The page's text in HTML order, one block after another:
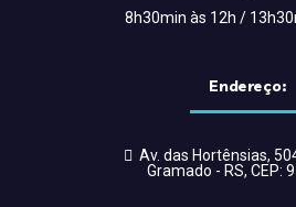
8h30min às 12h /
Endereço:
Av. das Hortênsias,
Gramado - RS, CEP: